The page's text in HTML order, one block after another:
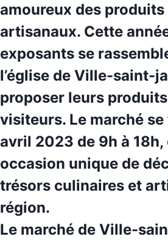
amoureux des
artisanaux. Cette
exposants se
l’église de Ville-saint-
proposer leurs
visiteurs. Le marché
avril 2023 de 9h à
occasion unique de
trésors culinaires et
région.
Le marché de Ville-